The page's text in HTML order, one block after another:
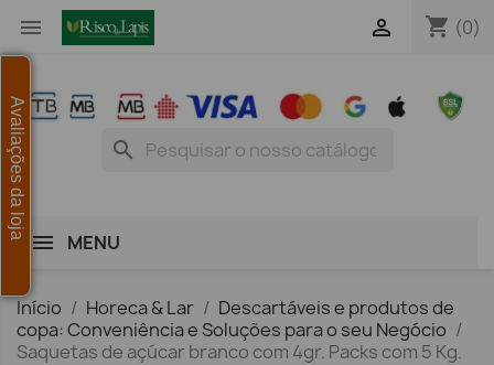
 shopping_cart (0)

search
MENU
Início Horeca & Lar
Descartáveis e produtos de
copa: Conveniência e Soluções para o seu Negócio
Saquetas de açúcar branco com 4gr. Packs com 5 Kg.
Avaliações da loja